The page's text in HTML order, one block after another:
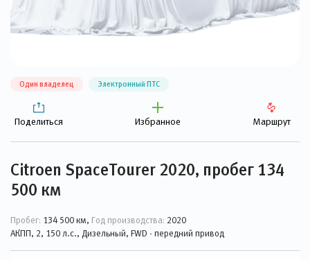
Один владелец Электронный ПТС
Поделиться Избранное Маршрут
Citroen SpaceTourer 2020, пробег 134
500 км
Пробег: 134 500 км, Год производства: 2020
АКПП, 2, 150 л.с., Дизельный, FWD - передний привод